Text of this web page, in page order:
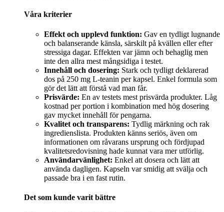
Våra kriterier
Effekt och upplevd funktion: Gav en tydligt lugnande
och balanserande känsla, särskilt på kvällen eller efter
stressiga dagar. Effekten var jämn och behaglig men
inte den allra mest mångsidiga i testet.
Innehåll och dosering: Stark och tydligt deklarerad
dos på 250 mg L-teanin per kapsel. Enkel formula som
gör det lätt att förstå vad man får.
Prisvärde: En av testets mest prisvärda produkter. Låg
kostnad per portion i kombination med hög dosering
gav mycket innehåll för pengarna.
Kvalitet och transparens: Tydlig märkning och rak
ingredienslista. Produkten känns seriös, även om
informationen om råvarans ursprung och fördjupad
kvalitetsredovisning hade kunnat vara mer utförlig.
Användarvänlighet: Enkel att dosera och lätt att
använda dagligen. Kapseln var smidig att svälja och
passade bra i en fast rutin.
Det som kunde varit bättre